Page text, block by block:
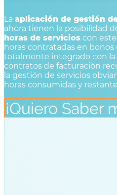
La aplicación de gestión
ahora tienen la posibilidad
horas de servicios con
horas contratadas en bonos
totalmente integrado con
contratos de facturación
la gestión de servicios
horas consumidas y
¡Quiero Saber